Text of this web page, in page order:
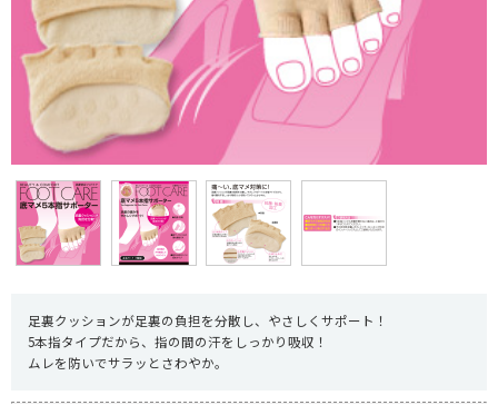
足裏クッションが足裏の負担を分散し、やさしくサポート！
5本指タイプだから、指の間の汗をしっかり吸収！
ムレを防いでサラッとさわやか。